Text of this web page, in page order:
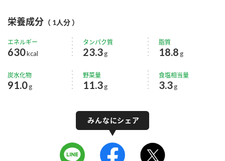
栄養成分 （ 1人分 ）
エネルギー
630kcal
タンパク質
23.3g
脂質
18.8 g
炭水化物
91.0g
野菜量
11.3g
食塩相当量
3.3 g